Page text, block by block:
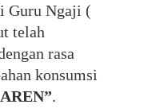
Guru Ngaji (
telah
rasa
konsumsi
.